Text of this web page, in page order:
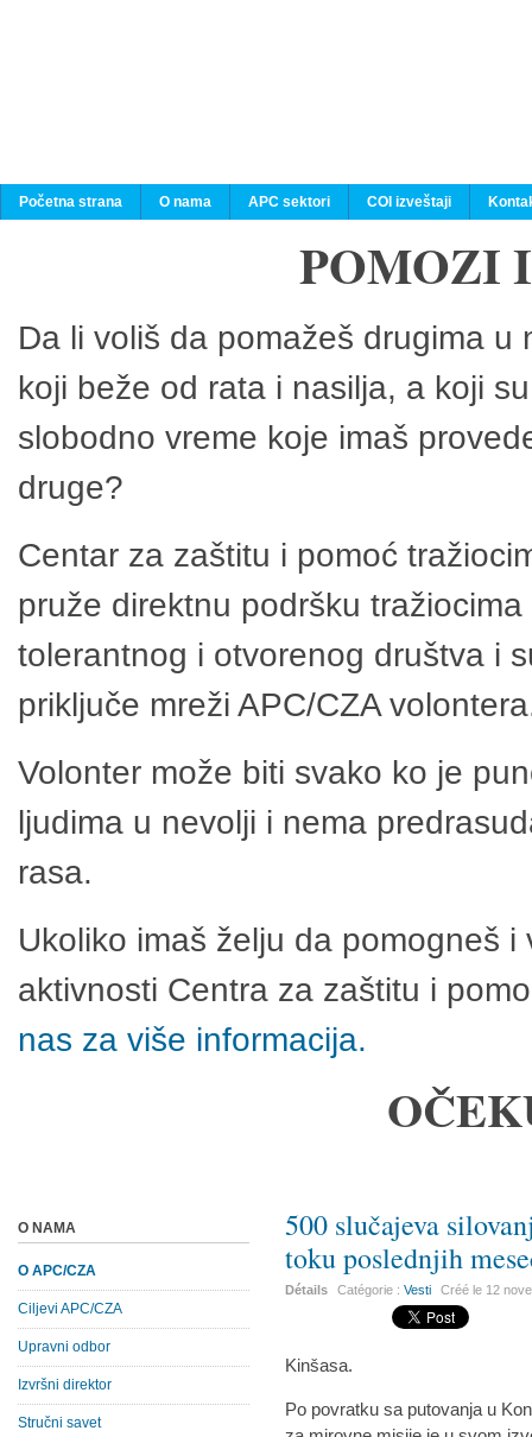
Početna strana O nama APC sektori COI izveštaji
POMOZI
Da li voliš da pomažeš drugima
koji beže od rata i nasilja, a koji
slobodno vreme koje imaš
druge?
Centar za zaštitu i pomoć
pruže direktnu podršku
tolerantnog i otvorenog društva i
priključe mreži APC/CZA
Volonter može biti svako ko je
ljudima u nevolji i nema
rasa.
Ukoliko imaš želju da pomogneš
aktivnosti Centra za zaštitu i
nas za više informacija.
500 slučajeva
toku poslednjih
Détails Catégorie :Vesti Créé le 12
Kinšasa.
Po povratku sa putovanja u
O NAMA
O APC/CZA
Ciljevi APC/CZA
Upravni odbor
Izvršni direktor
Stručni savet